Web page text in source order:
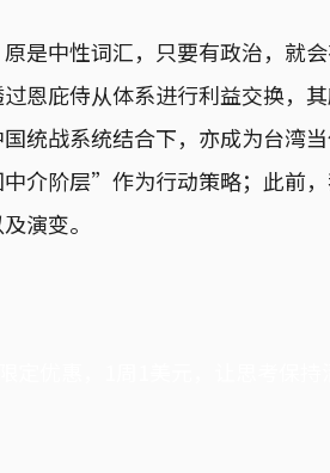
是中性词汇，只要有政治，就
恩庇侍从体系进行利益交换，
统战系统结合下，亦成为台湾
介阶层”作为行动策略；此前
演变。